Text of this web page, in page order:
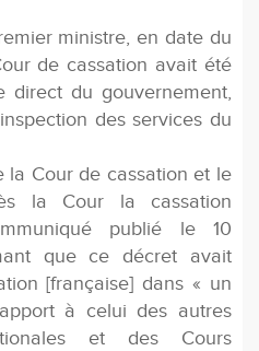
ministre, en date du
de cassation avait été
direct du gouvernement,
des services du
la Cour de cassation et le
la Cour la cassation
publié le 10
que ce décret avait
[française] dans « un
à celui des autres
et des Cours